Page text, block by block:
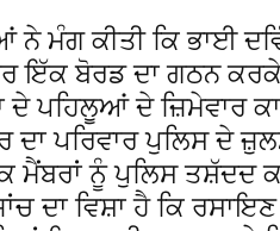
ਮੰਗ ਕੀਤੀ ਕਿ ਭਾਈ
ਇੱਕ ਬੋਰਡ ਦਾ ਗਠਨ
ਪਹਿਲੂਆਂ ਦੇ ਜ਼ਿਮੇਵਾਰ
ਪਰਿਵਾਰ ਪੁਲਿਸ ਦੇ
ਮੈਂਬਰਾਂ ਨੂੰ ਪੁਲਿਸ ਤਸ਼ੱਦਦ
ਦਾ ਵਿਸ਼ਾ ਹੈ ਕਿ